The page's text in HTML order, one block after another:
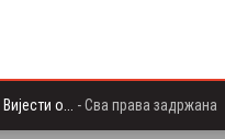
Вијести о... - Сва права задржана